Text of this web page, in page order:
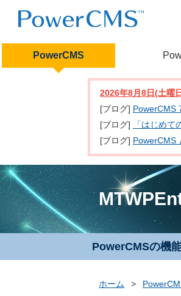
PowerCMS
2026年8月8日(土曜
[ブログ] PowerCMS
[ブログ]
「はじめ
[ブログ] PowerCMS
PowerCMSの機
ホーム >